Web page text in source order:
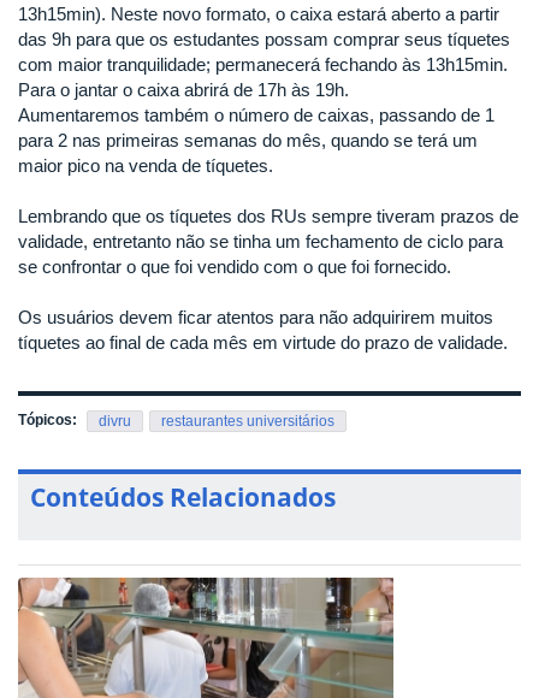
13h15min). Neste novo formato, o caixa estará aberto a partir
das 9h para que os estudantes possam comprar seus tíquetes
com maior tranquilidade; permanecerá fechando às 13h15min.
Para o jantar o caixa abrirá de 17h às 19h.
Aumentaremos também o número de caixas, passando de 1
para 2 nas primeiras semanas do mês, quando se terá um
maior pico na venda de tíquetes.
Lembrando que os tíquetes dos RUs sempre tiveram prazos de
validade, entretanto não se tinha um fechamento de ciclo para
se confrontar o que foi vendido com o que foi fornecido.
Os usuários devem ficar atentos para não adquirirem muitos
tíquetes ao final de cada mês em virtude do prazo de validade.
Tópicos: divru restaurantes universitários
Conteúdos Relacionados